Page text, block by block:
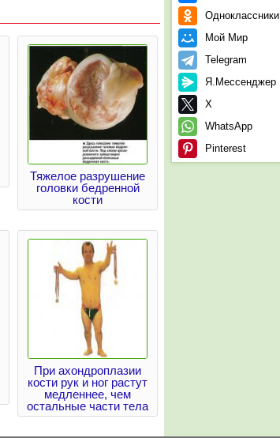
Тяжелое разрушение
головки бедренной
кости
При ахондроплазии
кости рук и ног растут
медленнее, чем
остальные части тела
Одноклассники
Мой Мир
Telegram
Я.Мессенджер
X
WhatsApp
Pinterest